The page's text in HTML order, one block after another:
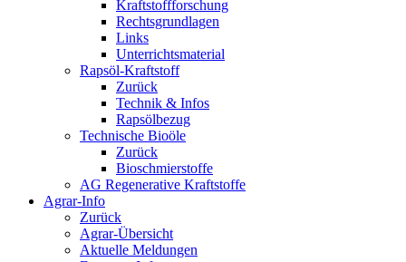
Kraftstoffforschung
Rechtsgrundlagen
Links
Unterrichtsmaterial
Rapsöl-Kraftstoff
Zurück
Technik & Infos
Rapsölbezug
Technische Bioöle
Zurück
Bioschmierstoffe
AG Regenerative Kraftstoffe
Agrar-Info
Zurück
Agrar-Übersicht
Aktuelle Meldungen